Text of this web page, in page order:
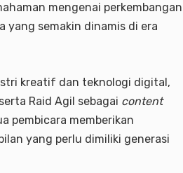
mengenai perkembangan
semakin dinamis di era
kreatif dan teknologi digital,
Raid Agil sebagai content
pembicara memberikan
yang perlu dimiliki generasi